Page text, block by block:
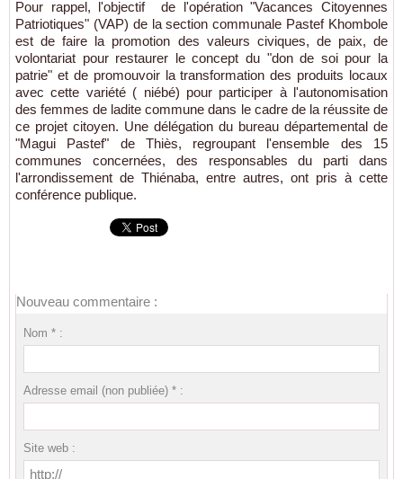
Pour rappel, l'objectif de l'opération "Vacances Citoyennes
Patriotiques" (VAP) de la section communale Pastef Khombole
est de faire la promotion des valeurs civiques, de paix, de
volontariat pour restaurer le concept du "don de soi pour la
patrie" et de promouvoir la transformation des produits locaux
avec cette variété ( niébé) pour participer à l'autonomisation
des femmes de ladite commune dans le cadre de la réussite de
ce projet citoyen. Une délégation du bureau départemental de
"Magui Pastef" de Thiès, regroupant l'ensemble des 15
communes concernées, des responsables du parti dans
l'arrondissement de Thiénaba, entre autres, ont pris à cette
conférence publique.
Nouveau commentaire :
Nom * :
Adresse email (non publiée) * :
Site web :